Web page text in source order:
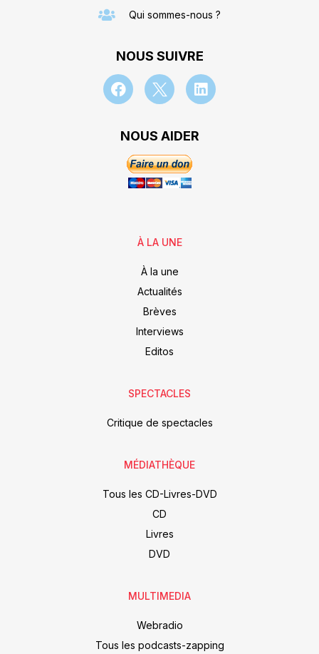
Qui sommes-nous ?
NOUS SUIVRE
NOUS AIDER
À LA UNE
À la une
Actualités
Brèves
Interviews
Editos
SPECTACLES
Critique de spectacles
MÉDIATHÈQUE
Tous les CD-Livres-DVD
CD
Livres
DVD
MULTIMEDIA
Webradio
Tous les podcasts-zapping